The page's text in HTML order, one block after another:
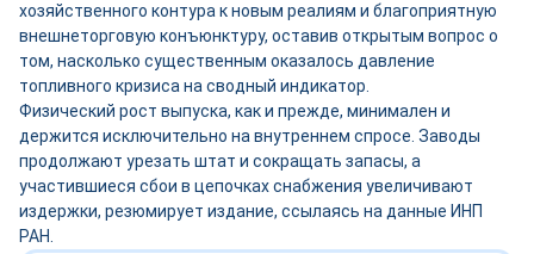
хозяйственного контура к новым реалиям и благоприятную
внешнеторговую конъюнктуру, оставив открытым вопрос о
том, насколько существенным оказалось давление
топливного кризиса на сводный индикатор.
Физический рост выпуска, как и прежде, минимален и
держится исключительно на внутреннем спросе. Заводы
продолжают урезать штат и сокращать запасы, а
участившиеся сбои в цепочках снабжения увеличивают
издержки, резюмирует издание, ссылаясь на данные ИНП
РАН.